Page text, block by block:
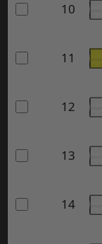
10
11
12
13
14